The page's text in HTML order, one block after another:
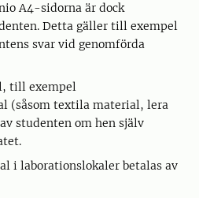
A4-sidorna är dock
Detta gäller till exempel
svar vid genomförda
till exempel
(såsom textila material, lera
studenten om hen själv
i laborationslokaler betalas av